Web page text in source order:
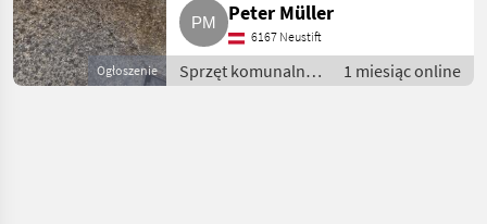
Ogłoszenie
Peter Müller
6167 Neustift
Sprzęt komunalny /
Sprzęt do prac
1 miesiąc online